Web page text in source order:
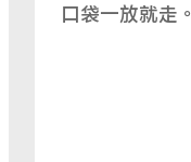
口袋一放就走。